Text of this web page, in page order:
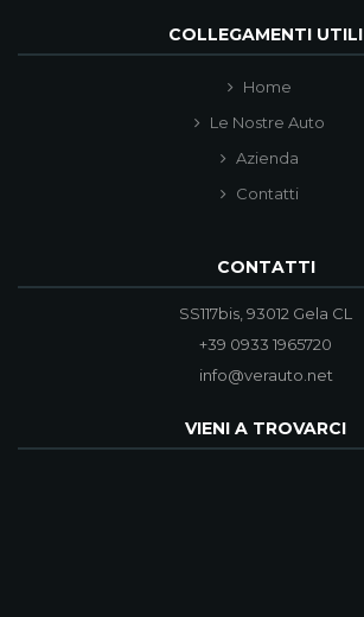
COLLEGAMENTI UTILI
Home
Le Nostre Auto
Azienda
Contatti
CONTATTI
SS117bis, 93012 Gela CL
+39 0933 1965720
info@verauto.net
VIENI A TROVARCI